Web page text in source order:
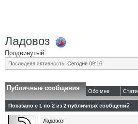
Ладовоз
Продвинутый
Последняя активность: Сегодня 09:16
Публичные сообщения Обо мне
Показано с 1 по 2 из 2 публичных сообщений
Ладовоз